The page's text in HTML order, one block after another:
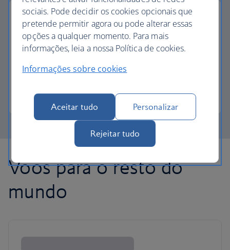
pagamento parcial com avios
Reduza o custo do seu próximo voo com Avios.
Saiba mais sobre o pagamento parcial
Voos para o resto do
mundo
sociais. Pode decidir os cookies opcionais que
pretende permitir agora ou pode alterar essas
opções a qualquer momento. Para mais
informações, leia a nossa Política de cookies.
Informações sobre cookies
Aceitar tudo Personalizar
Rejeitar tudo